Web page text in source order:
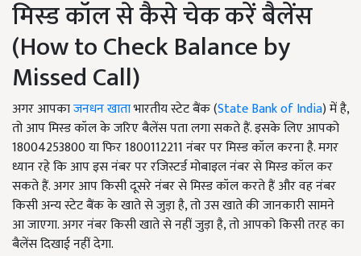
मिस्ड कॉल से कैसे चेक करें बैलेंस
(How to Check Balance by
Missed Call)
अगर आपकाजनधन खाताभारतीय स्टेट बैंक (State Bank of India) में है,
तो आप मिस्ड कॉल के जरिए बैलेंस पता लगा सकते हैं. इसके लिए आपको
18004253800 या फिर 1800112211 नंबर पर मिस्ड कॉल करना है. मगर
ध्यान रहे कि आप इस नंबर पर रजिस्टर्ड मोबाइल नंबर से मिस्ड कॉल कर
सकते हैं. अगर आप किसी दूसरे नंबर से मिस्ड कॉल करते हैं और वह नंबर
किसी अन्य स्टेट बैंक के खाते से जुड़ा है, तो उस खाते की जानकारी सामने
आ जाएगा. अगर नंबर किसी खाते से नहीं जुड़ा है, तो आपको किसी तरह का
बैलेंस दिखाई नहीं देगा.